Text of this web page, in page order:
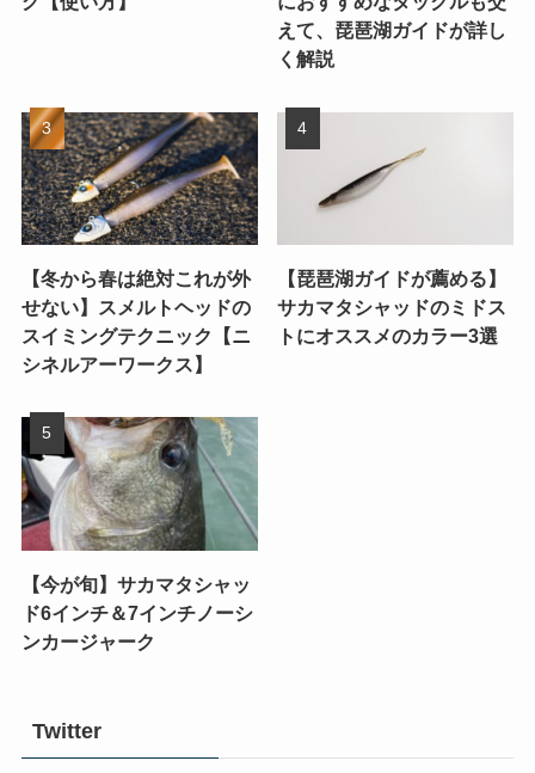
えて、琵琶湖ガイドが詳し
く解説
【冬から春は絶対これが外
せない】スメルトヘッドの
スイミングテクニック【ニ
シネルアーワークス】
【琵琶湖ガイドが薦める】
サカマタシャッドのミドス
トにオススメのカラー3選
【今が旬】サカマタシャッ
ド6インチ＆7インチノーシ
ンカージャーク
Twitter